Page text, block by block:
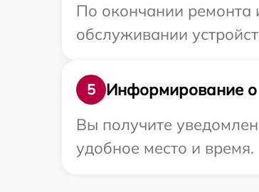
По окончании ремонта
обслуживании
5
Информирование о
Вы получите
удобное место и время.